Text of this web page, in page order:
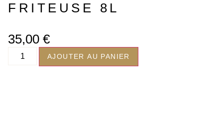
FRITEUSE 8L
35,00 €
AJOUTER AU PANIER